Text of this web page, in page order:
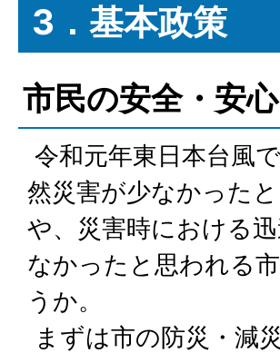
3．基本政策
市民の安全・安
令和元年東日本台風
然災害が少なかった
や、災害時における
なかったと思われる
うか。
まずは市の防災・減